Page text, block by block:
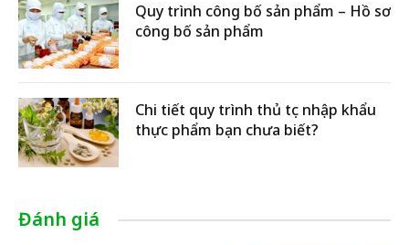
Quy trình công bố sản phẩm – Hồ sơ
công bố sản phẩm
Chi tiết quy trình thủ tục nhập khẩu
thực phẩm bạn chưa biết?
Đánh giá